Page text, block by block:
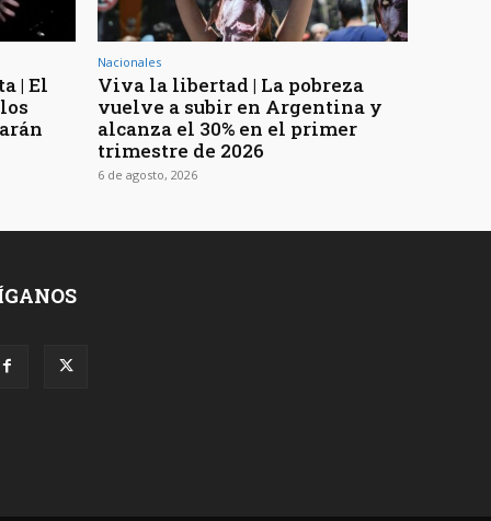
| El
Nacionales
Viva la libertad | La pobreza
vuelve a subir en Argentina y
alcanza el 30% en el primer
trimestre de 2026
6 de agosto, 2026